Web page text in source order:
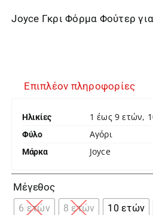
Joyce Γκρι Φόρμα Φούτερ
Επιπλέον πληροφορίες
Ηλικίες 1 έως 9 ετών,
Φύλο Αγόρι
Μάρκα Joyce
Μέγεθος
6 ετών 8 ετών 10 ετών